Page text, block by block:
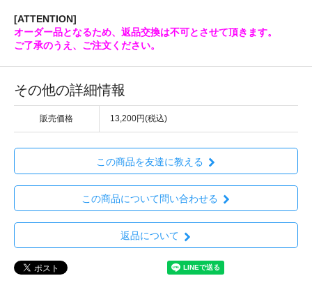
[ATTENTION]
オーダー品となるため、返品交換は不可とさせて頂きます。
ご了承のうえ、ご注文ください。
その他の詳細情報
販売価格 13,200円(税込)
この商品を友達に教える
この商品について問い合わせる
返品について